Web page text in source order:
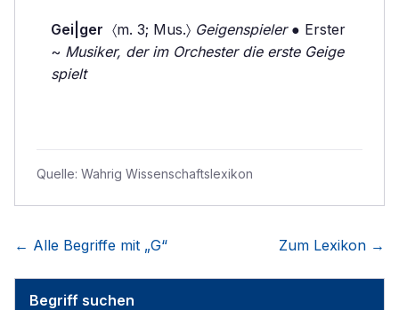
Gei|ger 〈m. 3; Mus.〉 Geigenspieler● Erster
~ Musiker, der im Orchester die erste Geige
spielt
Quelle: Wahrig Wissenschaftslexikon
← Alle Begriffe mit „G“ Zum Lexikon →
Begriff suchen